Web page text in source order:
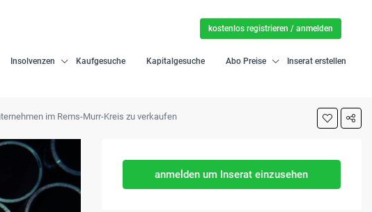
Insolvenzen Kaufgesuche Kapitalgesuche Abo Preise Inserat erstellen
kostenlos registrieren / anmelden
im Rems-Murr-Kreis zu verkaufen
anmelden um Inserat einzusehen